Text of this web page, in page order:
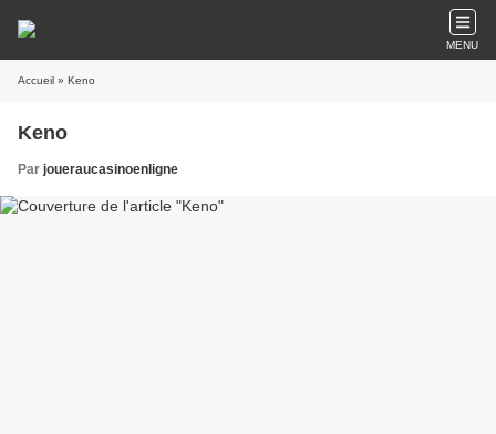
MENU
Accueil » Keno
Keno
Par joueraucasinoenligne